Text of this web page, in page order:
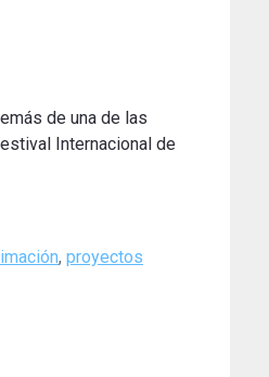
de una de las
Internacional de
, proyectos